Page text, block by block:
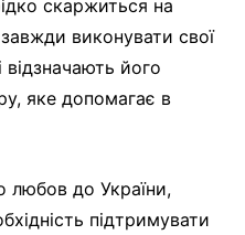
скаржиться на
виконувати свої
відзначають його
яке допомагає в
любов до України,
підтримувати